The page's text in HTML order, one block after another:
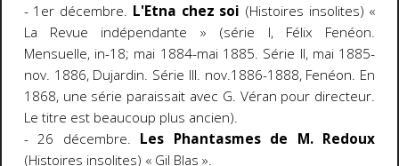
- 1er décembre. L'Etna chez soi (Histoires insolites) «
La Revue indépendante » (série I, Félix Fenéon.
Mensuelle, in-18; mai 1884-mai 1885. Série II, mai 1885-
nov. 1886, Dujardin. Série III. nov.1886-1888, Fenéon. En
1868, une série paraissait avec G. Véran pour directeur.
Le titre est beaucoup plus ancien).
- 26 décembre. Les Phantasmes de M. Redoux
(Histoires insolites) « Gil Blas ».